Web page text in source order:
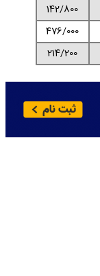
142/800
476/000
214/200